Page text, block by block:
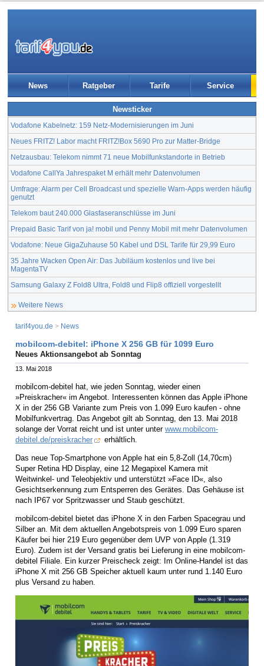
News Ratgeber Tarife Service
Newsticker
Vodafone Kabelnetz: 159 Netz-Modernisierungen im Juni
Neues FRITZ! Labor macht FRITZ!Box 5690 Pro zur Matter-Bridge
Netzausbau: Telekom nimmt 71 neue Mobilfunkstandorte in Betrieb
Vodafone CallYa Jahrespaket M erhält mehr Datenvolumen
Umfrage: Alarm per Cell Broadcast und spezielle Warn-Apps werden häufig
genutzt
Telekom baut 240.000 Glasfaseranschlüsse im Juni
Prepaid Basic Tarif von ja! mobil und Penny Mobil mit mehr Datenvolumen
Vodafone: Neue GigaZuhause 50 Kabel und DSL Tarife für 29,99 Euro
35 Jahre Wacken Open Air: Das Jubiläum kostenlos und live bei
MagentaTV
Samsung Galaxy Z Fold8 Ultra, Fold8 und Flip8 offiziell vorgestellt
Weitere News
tarif4you.de > News
mobilcom-debitel: iPhone X 256 GB für 1099 Euro
Neues Aktionsangebot ab Sonntag
13. Mai 2018
mobilcom-debitel hat, wie jeden Sonntag, wieder einen
»Preiskracher« im Angebot. Interessenten können das Apple iPhone
X in der 256 GB Variante zum Preis von 1.099 Euro kaufen - ohne
Mobilfunkvertrag. Das Angebot gilt ab Sonntag, den 13. Mai 2018
solange der Vorrat reicht und ist unter unter www.mobilcom-
debitel.de/preiskracher
erhältlich.
Das neue Top-Smartphone von Apple hat ein 5,8-Zoll (14,70cm)
Super Retina HD Display, eine 12 Megapixel Kamera mit
Weitwinkel- und Teleobjektiv und unterstützt »Face ID«, also
Gesichtserkennung zum Entsperren des Gerätes. Das Gehäuse ist
nach IP67 vor Spritzwasser und Staub geschützt.
mobilcom-debitel bietet das iPhone X in den Farben Spacegrau und
Silber an. Mit dem aktuellen Angebotspreis von 1.099 Euro sparen
Käufer bei hier 219 Euro gegenüber dem UVP von Apple (1.319
Euro). Zudem ist der Versand gratis bei Lieferung in eine mobilcom-
debitel Filiale. Ein kurzer Preischeck zeigt: Im Online-Handel ist das
iPhone X mit 256 GB Speicher aktuell kaum unter rund 1.140 Euro
plus Versand zu haben.